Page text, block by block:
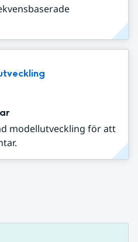
modellutveckling för att